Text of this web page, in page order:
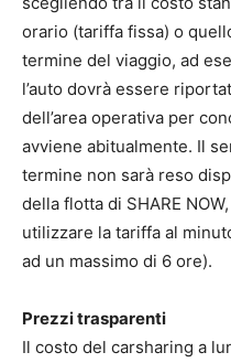
orario (tariffa fissa) o
termine del viaggio, ad
l’auto dovrà essere
dell’area operativa per
avviene abitualmente. Il
termine non sarà reso
della flotta di SHARE
utilizzare la tariffa al
ad un massimo di 6 ore).
Prezzi trasparenti
Il costo del carsharing a